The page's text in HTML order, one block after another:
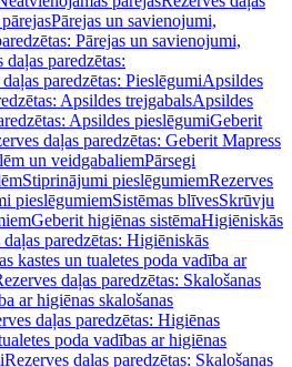
Pārejas un savienojumi,
Pārejas un savienojumi,
daļas paredzētas:
paredzētas: PieslēgumiApsildes
Apsildes trejgabalsApsildes
Apsildes pieslēgumiGeberit
daļas paredzētas: Geberit Mapress
un veidgabaliemPārsegi
Stiprinājumi pieslēgumiemRezerves
pieslēgumiemSistēmas blīvesSkrūvju
Geberit higiēnas sistēmaHigiēniskās
daļas paredzētas: Higiēniskās
kastes un tualetes poda vadība ar
daļas paredzētas: Skalošanas
ar higiēnas skalošanas
daļas paredzētas: Higiēnas
poda vadības ar higiēnas
Rezerves daļas paredzētas: Skalošanas